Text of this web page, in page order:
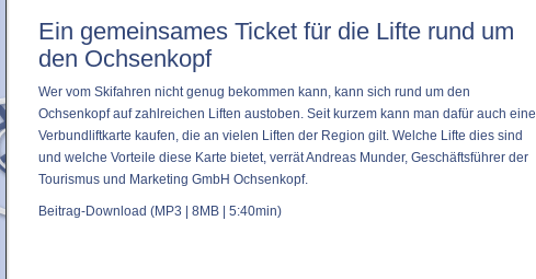
Ein gemeinsames Ticket für die Lifte rund um
den Ochsenkopf
Wer vom Skifahren nicht genug bekommen kann, kann sich rund um den
Ochsenkopf auf zahlreichen Liften austoben. Seit kurzem kann man dafür auch eine
Verbundliftkarte kaufen, die an vielen Liften der Region gilt. Welche Lifte dies sind
und welche Vorteile diese Karte bietet, verrät Andreas Munder, Geschäftsführer der
Tourismus und Marketing GmbH Ochsenkopf.
Beitrag-Download (MP3 | 8MB | 5:40min)